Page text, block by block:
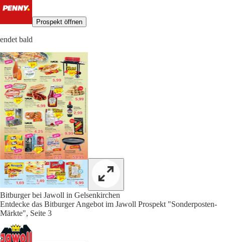
Prospekt öffnen
endet bald
Bitburger bei Jawoll in Gelsenkirchen
Entdecke das Bitburger Angebot im Jawoll Prospekt "Sonderposten-
Märkte", Seite 3